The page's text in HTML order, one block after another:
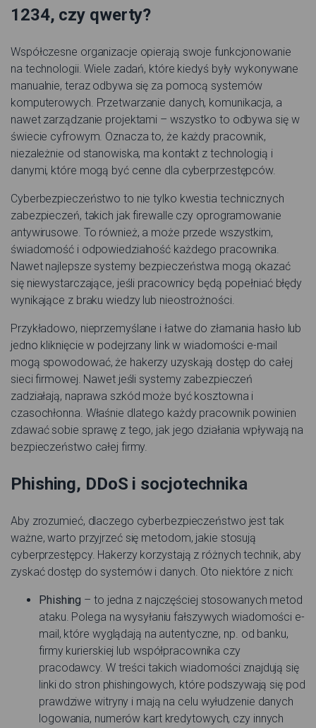
1234, czy qwerty?
Współczesne organizacje opierają swoje funkcjonowanie
na technologii. Wiele zadań, które kiedyś były wykonywane
manualnie, teraz odbywa się za pomocą systemów
komputerowych. Przetwarzanie danych, komunikacja, a
nawet zarządzanie projektami – wszystko to odbywa się w
świecie cyfrowym. Oznacza to, że każdy pracownik,
niezależnie od stanowiska, ma kontakt z technologią i
danymi, które mogą być cenne dla cyberprzestępców.
Cyberbezpieczeństwo to nie tylko kwestia technicznych
zabezpieczeń, takich jak firewalle czy oprogramowanie
antywirusowe. To również, a może przede wszystkim,
świadomość i odpowiedzialność każdego pracownika.
Nawet najlepsze systemy bezpieczeństwa mogą okazać
się niewystarczające, jeśli pracownicy będą popełniać błędy
wynikające z braku wiedzy lub nieostrożności.
Przykładowo, nieprzemyślane i łatwe do złamania hasło lub
jedno kliknięcie w podejrzany link w wiadomości e-mail
mogą spowodować, że hakerzy uzyskają dostęp do całej
sieci firmowej. Nawet jeśli systemy zabezpieczeń
zadziałają, naprawa szkód może być kosztowna i
czasochłonna. Właśnie dlatego każdy pracownik powinien
zdawać sobie sprawę z tego, jak jego działania wpływają na
bezpieczeństwo całej firmy.
Phishing, DDoS i socjotechnika
Aby zrozumieć, dlaczego cyberbezpieczeństwo jest tak
ważne, warto przyjrzeć się metodom, jakie stosują
cyberprzestępcy. Hakerzy korzystają z różnych technik, aby
zyskać dostęp do systemów i danych. Oto niektóre z nich:
Phishing – to jedna z najczęściej stosowanych metod
ataku. Polega na wysyłaniu fałszywych wiadomości e-
mail, które wyglądają na autentyczne, np. od banku,
firmy kurierskiej lub współpracownika czy
pracodawcy. W treści takich wiadomości znajdują się
linki do stron phishingowych, które podszywają się pod
prawdziwe witryny i mają na celu wyłudzenie danych
logowania, numerów kart kredytowych, czy innych